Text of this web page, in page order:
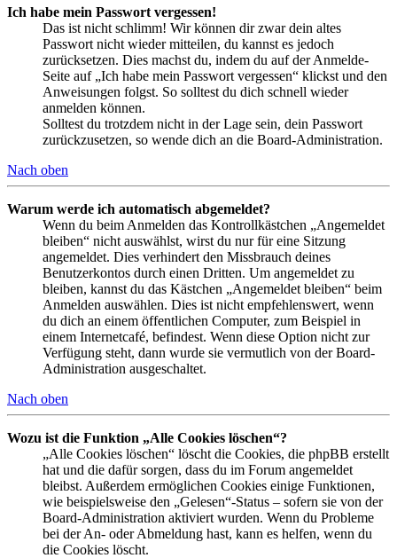
Ich habe mein Passwort vergessen!
Das ist nicht schlimm! Wir können dir zwar dein altes
Passwort nicht wieder mitteilen, du kannst es jedoch
zurücksetzen. Dies machst du, indem du auf der Anmelde-
Seite auf „Ich habe mein Passwort vergessen“ klickst und den
Anweisungen folgst. So solltest du dich schnell wieder
anmelden können.
Solltest du trotzdem nicht in der Lage sein, dein Passwort
zurückzusetzen, so wende dich an die Board-Administration.
Nach oben
Warum werde ich automatisch abgemeldet?
Wenn du beim Anmelden das Kontrollkästchen „Angemeldet
bleiben“ nicht auswählst, wirst du nur für eine Sitzung
angemeldet. Dies verhindert den Missbrauch deines
Benutzerkontos durch einen Dritten. Um angemeldet zu
bleiben, kannst du das Kästchen „Angemeldet bleiben“ beim
Anmelden auswählen. Dies ist nicht empfehlenswert, wenn
du dich an einem öffentlichen Computer, zum Beispiel in
einem Internetcafé, befindest. Wenn diese Option nicht zur
Verfügung steht, dann wurde sie vermutlich von der Board-
Administration ausgeschaltet.
Nach oben
Wozu ist die Funktion „Alle Cookies löschen“?
„Alle Cookies löschen“ löscht die Cookies, die phpBB erstellt
hat und die dafür sorgen, dass du im Forum angemeldet
bleibst. Außerdem ermöglichen Cookies einige Funktionen,
wie beispielsweise den „Gelesen“-Status – sofern sie von der
Board-Administration aktiviert wurden. Wenn du Probleme
bei der An- oder Abmeldung hast, kann es helfen, wenn du
die Cookies löscht.